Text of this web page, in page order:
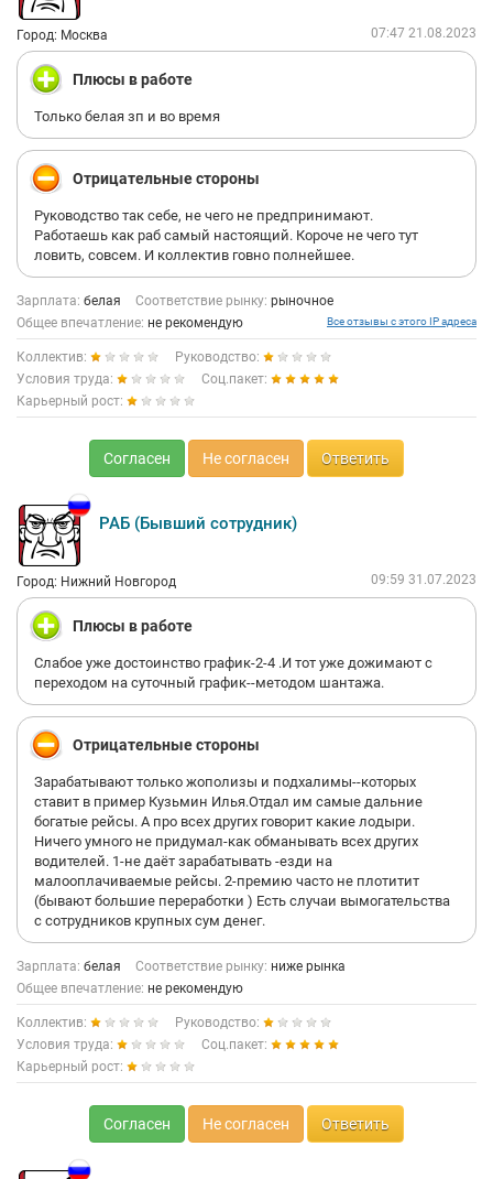
Город: Москва 07:47 21.08.2023
Плюсы в работе
Только белая зп и во время
Отрицательные стороны
Руководство так себе, не чего не предпринимают.
Работаешь как раб самый настоящий. Короче не чего тут
ловить, совсем. И коллектив говно полнейшее.
Зарплата: белая Соответствие рынку: рыночное
Общее впечатление: не рекомендую Все отзывы с этого IP адреса
Коллектив:
Руководство:
Условия труда:
Соц.пакет:
Карьерный рост:
Согласен Не согласен Ответить
РАБ (Бывший сотрудник)
Город: Нижний Новгород 09:59 31.07.2023
Плюсы в работе
Слабое уже достоинство график-2-4 .И тот уже дожимают с
переходом на суточный график--методом шантажа.
Отрицательные стороны
Зарабатывают только жополизы и подхалимы--которых
ставит в пример Кузьмин Илья.Отдал им самые дальние
богатые рейсы. А про всех других говорит какие лодыри.
Ничего умного не придумал-как обманывать всех других
водителей. 1-не даёт зарабатывать -езди на
малооплачиваемые рейсы. 2-премию часто не плотитит
(бывают большие переработки ) Есть случаи вымогательства
с сотрудников крупных сум денег.
Зарплата: белая Соответствие рынку: ниже рынка
Общее впечатление: не рекомендую
Коллектив:
Руководство:
Условия труда:
Соц.пакет:
Карьерный рост:
Согласен Не согласен Ответить